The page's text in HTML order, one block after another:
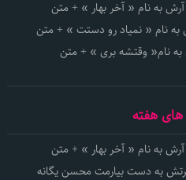
به نام « آخر بهار » + متن
به نام « نمیاد رو دستت » + متن
به نام« وقتشه بری » + متن
های هفته
به نام « آخر بهار » + متن
به دست بیارمت محسن یگانه